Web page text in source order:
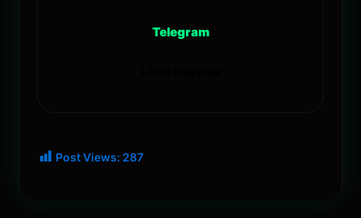
Telegram
Post Views: 287